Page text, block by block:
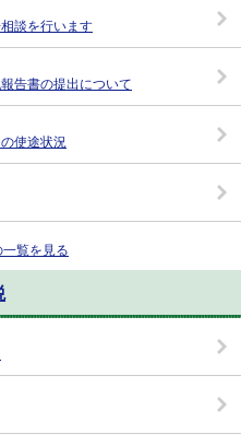
談を行います
告書の提出について
使途状況
覧を見る